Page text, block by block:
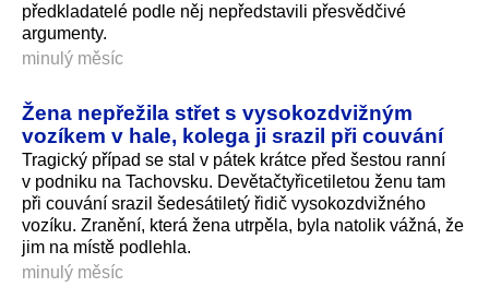
předkladatelé podle něj nepředstavili přesvědčivé
argumenty.
minulý měsíc
Žena nepřežila střet s vysokozdvižným
vozíkem v hale, kolega ji srazil při couvání
Tragický případ se stal v pátek krátce před šestou ranní
v podniku na Tachovsku. Devětačtyřice­tiletou ženu tam
při couvání srazil šedesátiletý řidič vysokozdvižného
vozíku. Zranění, která žena utrpěla, byla natolik vážná, že
jim na místě podlehla.
minulý měsíc